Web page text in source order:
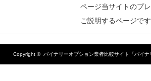
ページ当サイトのプ
ご説明するページで
Copyright © バイナリーオプション業者比較サイト「バイナ